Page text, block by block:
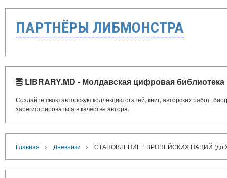
ПАРТНЁРЫ ЛИБМОНСТРА
LIBRARY.MD - Молдавская цифровая библиотека
Создайте свою авторскую коллекцию статей, книг, авторских работ,
зарегистрироваться в качестве автора.
Главная › Дневники › СТАНОВЛЕНИЕ ЕВРОПЕЙСКИХ НАЦИЙ (до